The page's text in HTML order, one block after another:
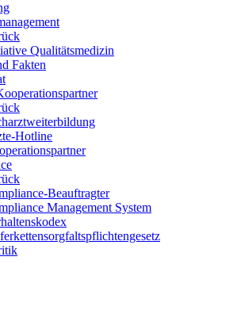
Qualitätsmedizin
Fakten
Hotline
Beauftragter
Management System